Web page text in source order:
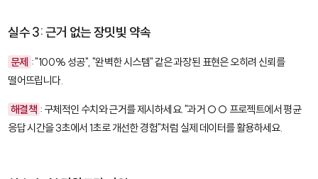
실수 3: 근거 없는 장밋빛 약속
문제 : "100% 성공", "완벽한 시스템" 같은 과장된 표현은 오히려 신뢰를
떨어뜨립니다.
해결책 : 구체적인 수치와 근거를 제시하세요. "과거 ○○ 프로젝트에서 평균
응답 시간을 3초에서 1초로 개선한 경험"처럼 실제 데이터를 활용하세요.